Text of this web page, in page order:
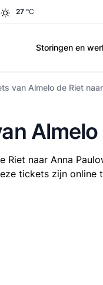
27 °C
Storingen en
van Almelo de Riet
Riet naar Anna
tickets zijn